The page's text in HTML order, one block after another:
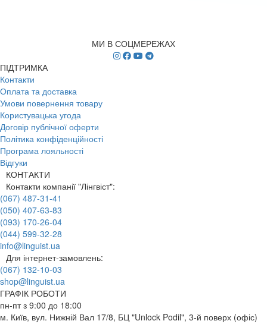
МИ В СОЦМЕРЕЖАХ
ПІДТРИМКА
Контакти
Оплата та доставка
Умови повернення товару
Користувацька угода
Договір публічної оферти
Політика конфіденційності
Програма лояльності
Відгуки
КОНТАКТИ
Контакти компанії "Лінгвіст":
(067) 487-31-41
(050) 407-63-83
(093) 170-26-04
(044) 599-32-28
info@linguist.ua
Для інтернет-замовлень:
(067) 132-10-03
shop@linguist.ua
ГРАФІК РОБОТИ
пн-пт з 9:00 до 18:00
м. Київ, вул. Нижній Вал 17/8, БЦ "Unlock Podil", 3-й поверх (офіс)